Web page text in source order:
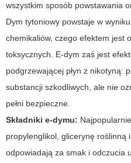
wszystkim sposób powstawania
Dym tytoniowy powstaje w
chemikaliów, czego efektem jest
toksycznych. E-dym zaś jest
podgrzewającej płyn z nikotyną:
substancji szkodliwych, ale nie
pełni bezpieczne.
Składniki e-dymu:
propylenglikol, glicerynę roślinną
odpowiadają za smak i odczucia